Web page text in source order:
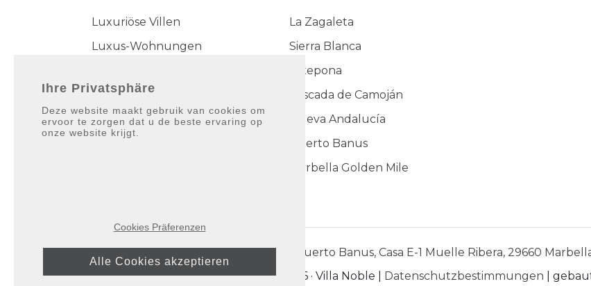
Luxuriöse Villen
Luxus-Wohnungen
Die Noble Sammlung
La Zagaleta
Sierra Blanca
Estepona
Cascada de Camoján
Nueva Andalucía
Puerto Banus
Marbella Golden Mile
Puerto Banus, Casa E-1 Muelle Ribera, 29660
© 2026 · Villa Noble | Datenschutzbestimmungen |
Ihre Privatsphäre
Deze website maakt gebruik van cookies om
ervoor te zorgen dat u de beste ervaring op
onze website krijgt.
Cookies Präferenzen
Alle Cookies akzeptieren